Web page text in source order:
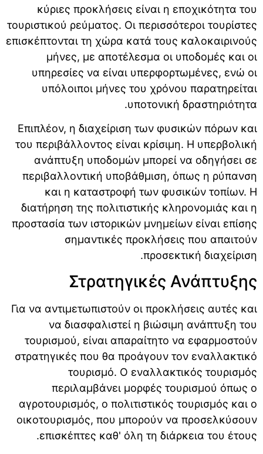
κύριες προκλήσεις είναι η εποχικότητα του
τουριστικού ρεύματος. Οι περισσότεροι τουρίστες
επισκέπτονται τη χώρα κατά τους καλοκαιρινούς
μήνες, με αποτέλεσμα οι υποδομές και οι
υπηρεσίες να είναι υπερφορτωμένες, ενώ οι
υπόλοιποι μήνες του χρόνου παρατηρείται
υποτονική δραστηριότητα.
Επιπλέον, η διαχείριση των φυσικών πόρων και
του περιβάλλοντος είναι κρίσιμη. Η υπερβολική
ανάπτυξη υποδομών μπορεί να οδηγήσει σε
περιβαλλοντική υποβάθμιση, όπως η ρύπανση
και η καταστροφή των φυσικών τοπίων. Η
διατήρηση της πολιτιστικής κληρονομιάς και η
προστασία των ιστορικών μνημείων είναι επίσης
σημαντικές προκλήσεις που απαιτούν
προσεκτική διαχείριση.
Στρατηγικές Ανάπτυξης
Για να αντιμετωπιστούν οι προκλήσεις αυτές και
να διασφαλιστεί η βιώσιμη ανάπτυξη του
τουρισμού, είναι απαραίτητο να εφαρμοστούν
στρατηγικές που θα προάγουν τον εναλλακτικό
τουρισμό. Ο εναλλακτικός τουρισμός
περιλαμβάνει μορφές τουρισμού όπως ο
αγροτουρισμός, ο πολιτιστικός τουρισμός και ο
οικοτουρισμός, που μπορούν να προσελκύσουν
επισκέπτες καθ' όλη τη διάρκεια του έτους.